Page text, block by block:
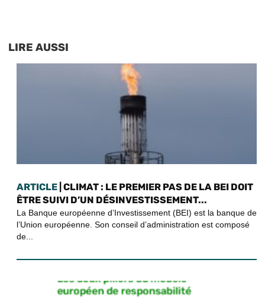
LIRE AUSSI
ARTICLE | CLIMAT : LE PREMIER PAS DE LA BEI DOIT
ÊTRE SUIVI D’UN DÉSINVESTISSEMENT...
La Banque européenne d’Investissement (BEI) est la banque de
l’Union européenne. Son conseil d’administration est composé
de...